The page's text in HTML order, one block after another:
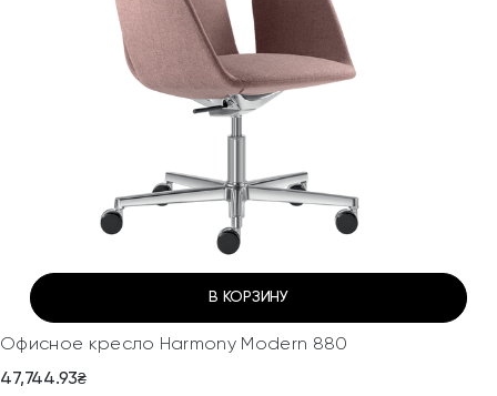
В КОРЗИНУ
Офисное кресло Harmony Modern 880
47,744.93₴